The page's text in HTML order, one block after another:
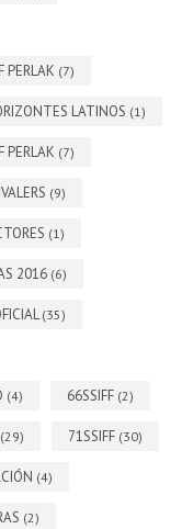
PERLAK (7)
LATINOS (1)
PERLAK (7)
(9)
(1)
2016 (6)
(35)
(4) 66SSIFF (2)
(29) 71SSIFF (30)
(4)
(2)